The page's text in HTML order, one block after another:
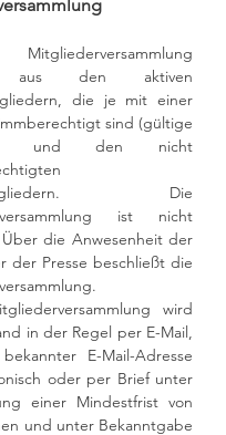
aus den aktiven
die je mit einer
sind (gültige
und den nicht
Die
ist nicht
die Anwesenheit der
der Presse beschließt die
wird
in der Regel per E-Mail,
E-Mail-Adresse
oder per Brief unter
einer Mindestfrist von
und unter Bekanntgabe